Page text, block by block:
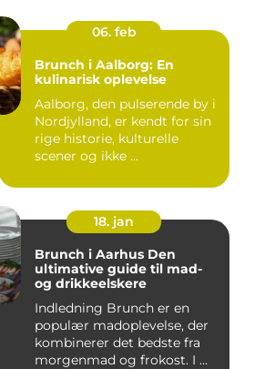
06. feb
Brunch i Aalborg: En
kulinarisk oplevelse
Aalborg, den pulserende by i
Nordjylland, er kendt for sin
rige historie, kulturelle
scener og ikke ...
18. jan
Brunch i Aarhus Den
ultimative guide til mad-
og drikkeelskere
Indledning Brunch er en
populær madoplevelse, der
kombinerer det bedste fra
morgenmad og frokost. I ...